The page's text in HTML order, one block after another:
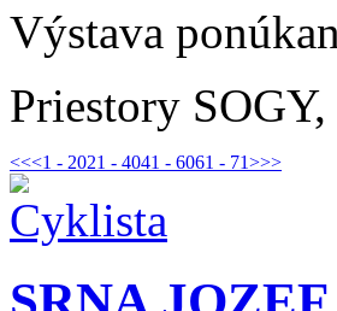
Výstava
Priestory
<<<1 - 2021 - 4041 - 6061 - 71>>>